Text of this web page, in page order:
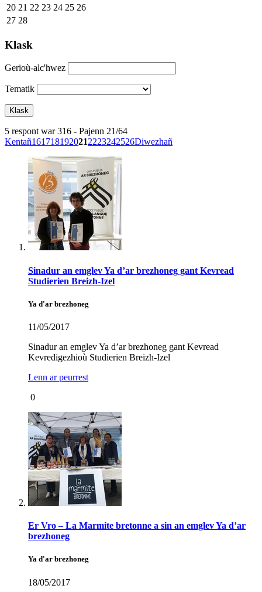
20 21 22 23 24 25 26
27 28
Klask
Gerioù-alc'hwez
Tematik
5 respont war 316 - Pajenn 21/64
Kentañ1617181920212223242526Diwezhañ
Sinadur an emglev Ya d’ar brezhoneg gant Kevread
Studierien Breizh-Izel
Ya d'ar brezhoneg
11/05/2017
Sinadur an emglev Ya d’ar brezhoneg gant Kevread
Kevredigezhioù Studierien Breizh-Izel
Lenn ar peurrest
0
Er Vro – La Marmite bretonne a sin an emglev Ya d’ar
brezhoneg
Ya d'ar brezhoneg
18/05/2017